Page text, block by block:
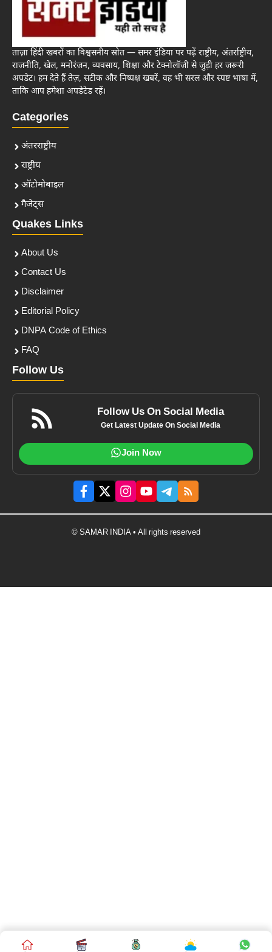
ताज़ा हिंदी खबरों का विश्वसनीय स्रोत — समर इंडिया पर पढ़ें राष्ट्रीय, अंतर्राष्ट्रीय,
राजनीति, खेल, मनोरंजन, व्यवसाय, शिक्षा और टेक्नोलॉजी से जुड़ी हर जरूरी
अपडेट। हम देते हैं तेज़, सटीक और निष्पक्ष खबरें, वह भी सरल और स्पष्ट भाषा में,
ताकि आप हमेशा अपडेटेड रहें।
Categories
अंतरराष्ट्रीय
राष्ट्रीय
ऑटोमोबाइल
गैजेट्स
Quakes Links
About Us
Contact Us
Disclaimer
Editorial Policy
DNPA Code of Ethics
FAQ
Follow Us
Follow Us On Social Media
Get Latest Update On Social Media
Join Now
© SAMAR INDIA • All rights reserved